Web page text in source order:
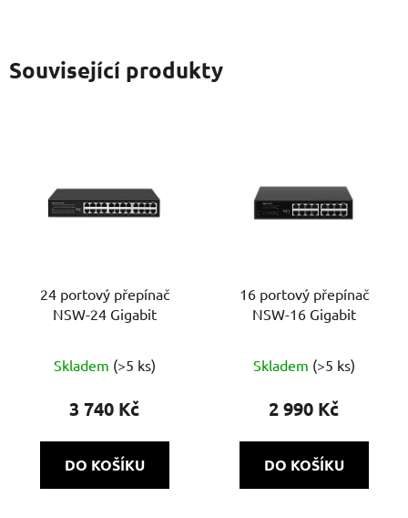
Související produkty
24 portový přepínač
NSW-24 Gigabit
Skladem (>5 ks)
3 740 Kč
DO KOŠÍKU
16 portový přepínač
NSW-16 Gigabit
Skladem (>5 ks)
2 990 Kč
DO KOŠÍKU